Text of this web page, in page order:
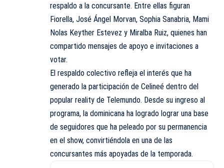
respaldo a la concursante. Entre ellas figuran
Fiorella, José Ángel Morvan, Sophia Sanabria, Mami
Nolas Keyther Estevez y Miralba Ruiz, quienes han
compartido mensajes de apoyo e invitaciones a
votar.
El respaldo colectivo refleja el interés que ha
generado la participación de Celineé dentro del
popular reality de Telemundo. Desde su ingreso al
programa, la dominicana ha logrado lograr una base
de seguidores que ha peleado por su permanencia
en el show, convirtiéndola en una de las
concursantes más apoyadas de la temporada.